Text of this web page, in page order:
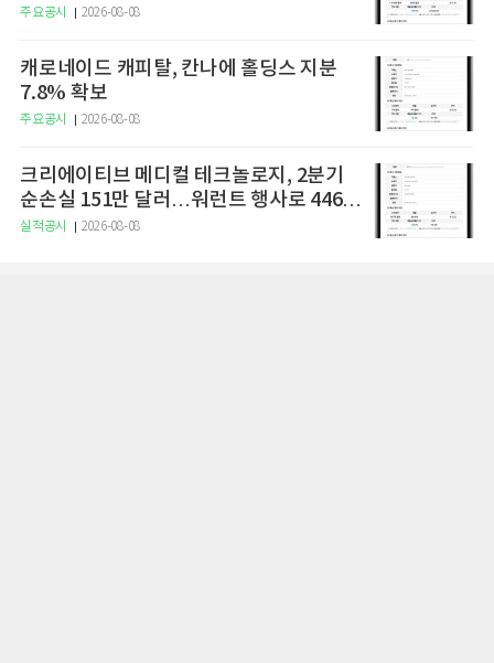
주요공시 2026-08-08
캐로네이드 캐피탈, 칸나에 홀딩스 지분
7.8% 확보
주요공시 2026-08-08
크리에이티브 메디컬 테크놀로지, 2분기
순손실 151만 달러…워런트 행사로 446만
달러 조달
실적공시 2026-08-08